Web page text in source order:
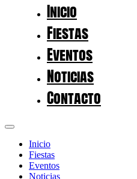
Inicio
Fiestas
Eventos
Noticias
Contacto
Inicio
Fiestas
Eventos
Noticias